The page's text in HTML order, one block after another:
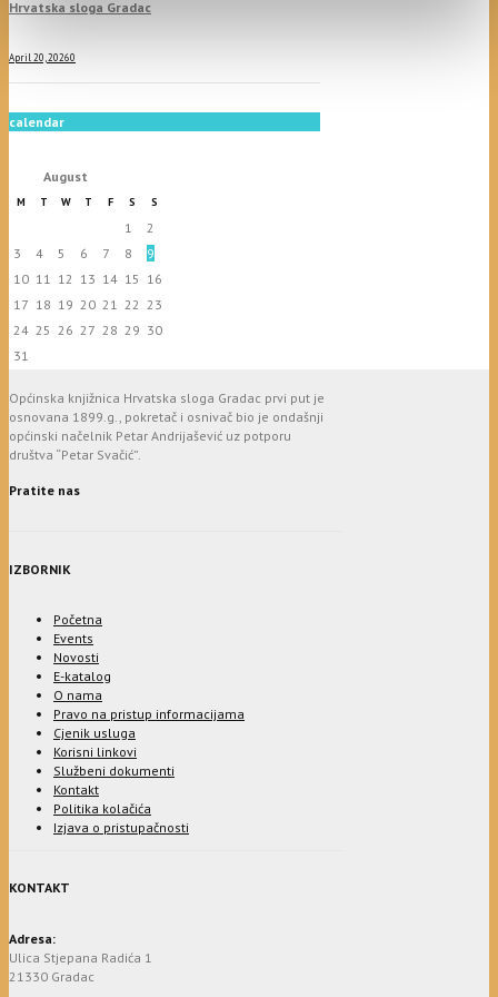
Hrvatska sloga Gradac
April 20, 20260
calendar
August
M T W T F S S
1
2
3
4 5 6 7 8
9
10 11 12 13 14 15 16
17 18 19 20 21 22 23
24 25 26 27 28 29 30
31
Općinska knjižnica Hrvatska sloga Gradac prvi put je
osnovana 1899.g., pokretač i osnivač bio je ondašnji
općinski načelnik Petar Andrijašević uz potporu
društva “Petar Svačić”.
Pratite nas
IZBORNIK
Početna
Events
Novosti
E-katalog
O nama
Pravo na pristup informacijama
Cjenik usluga
Korisni linkovi
Službeni dokumenti
Kontakt
Politika kolačića
Izjava o pristupačnosti
KONTAKT
Adresa:
Ulica Stjepana Radića 1
21330 Gradac